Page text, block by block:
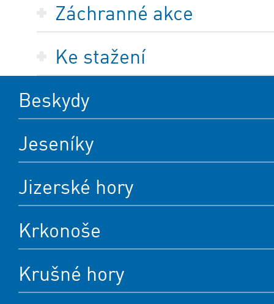
Záchranné akce
Ke stažení
Beskydy
Jeseníky
Jizerské hory
Krkonoše
Krušné hory